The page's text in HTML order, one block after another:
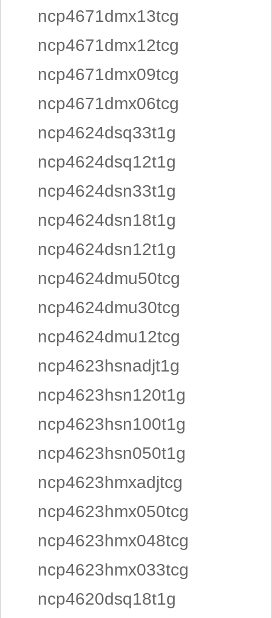
ncp4671dmx13tcg
ncp4671dmx12tcg
ncp4671dmx09tcg
ncp4671dmx06tcg
ncp4624dsq33t1g
ncp4624dsq12t1g
ncp4624dsn33t1g
ncp4624dsn18t1g
ncp4624dsn12t1g
ncp4624dmu50tcg
ncp4624dmu30tcg
ncp4624dmu12tcg
ncp4623hsnadjt1g
ncp4623hsn120t1g
ncp4623hsn100t1g
ncp4623hsn050t1g
ncp4623hmxadjtcg
ncp4623hmx050tcg
ncp4623hmx048tcg
ncp4623hmx033tcg
ncp4620dsq18t1g